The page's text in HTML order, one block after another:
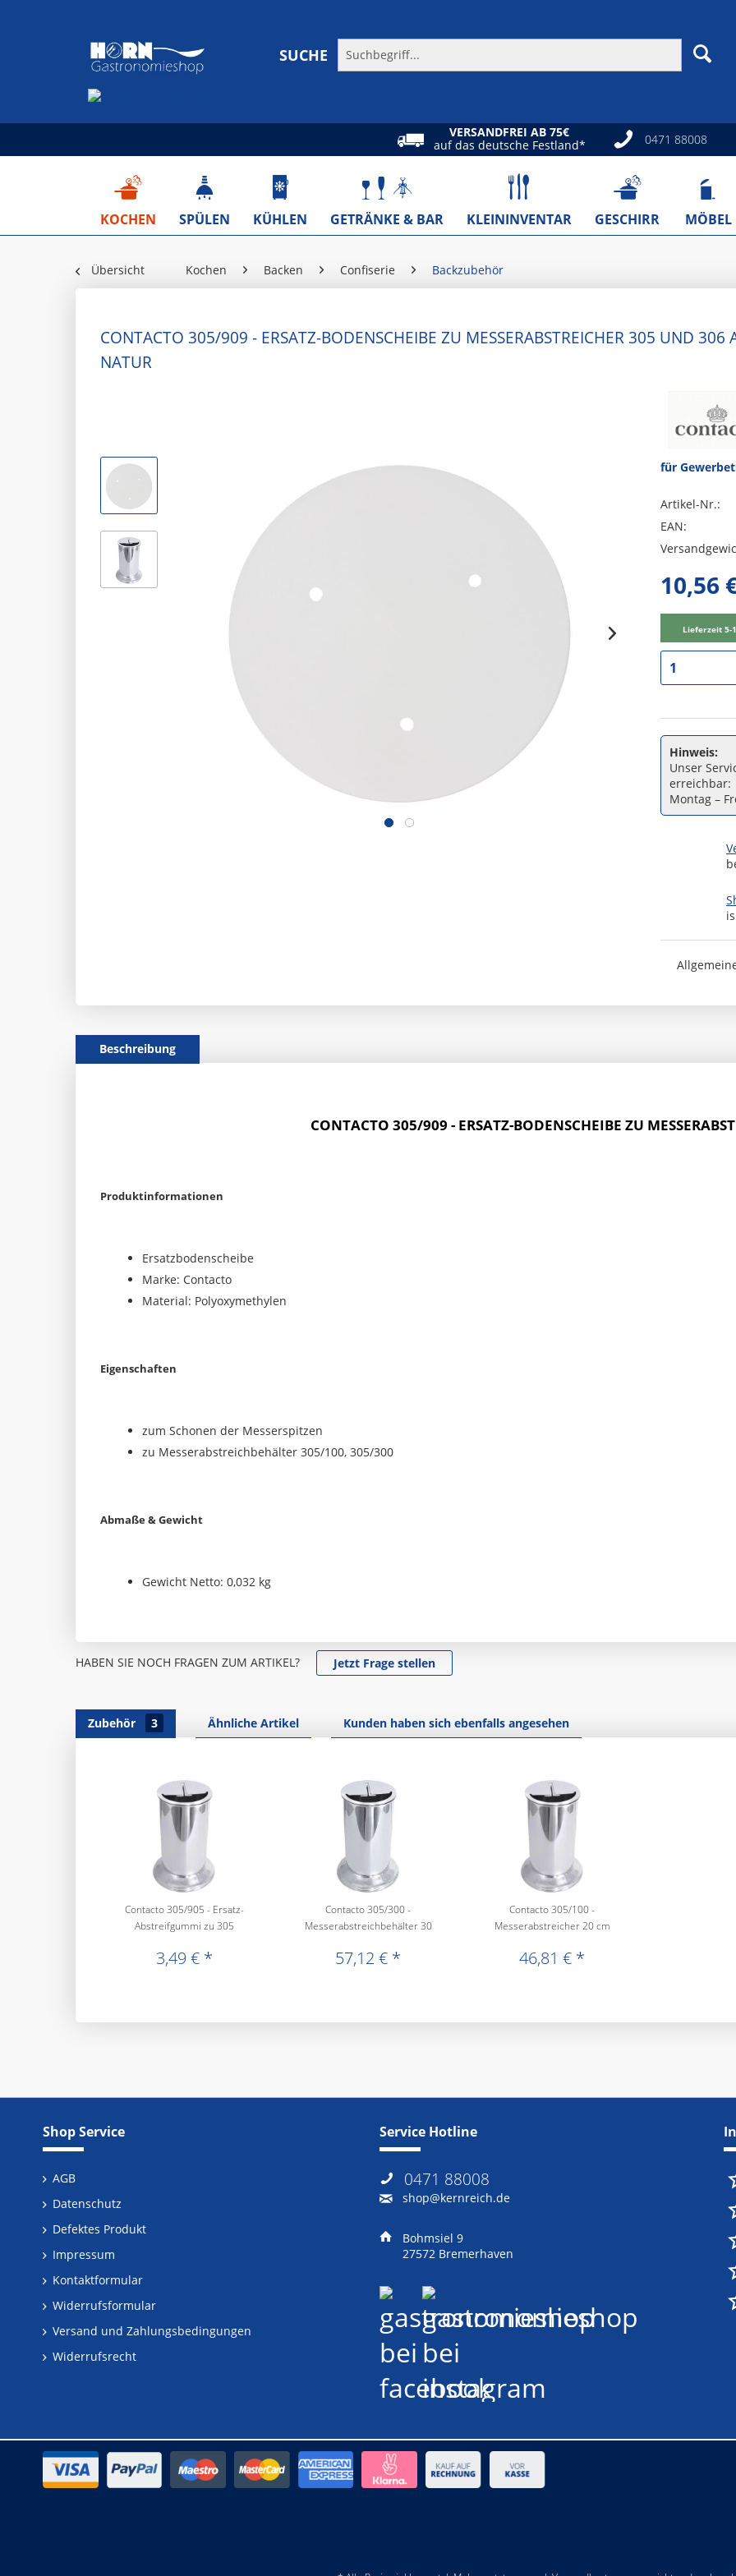
SUCHE
VERSANDFREI AB 75€
auf das deutsche Festland*
0471 88008
KOCHEN SPÜLEN KÜHLEN GETRÄNKE & BAR KLEININVENTAR GESCHIRR MÖBEL
Übersicht Kochen Backen Confiserie Backzubehör
CONTACTO 305/909 - ERSATZ-BODENSCHEIBE ZU MESSERABSTREICHER 305 UND 306
NATUR
für
Artikel-Nr.:
EAN:
10,56
Lieferzeit 5-
Hinweis:
Unser
erreichbar:
Montag –
Beschreibung
CONTACTO 305/909 - ERSATZ-BODENSCHEIBE ZU
Produktinformationen
Ersatzbodenscheibe
Marke: Contacto
Material: Polyoxymethylen
Eigenschaften
zum Schonen der Messerspitzen
zu Messerabstreichbehälter 305/100, 305/300
Abmaße & Gewicht
Gewicht Netto: 0,032 kg
HABEN SIE NOCH FRAGEN ZUM ARTIKEL? Jetzt Frage stellen
Zubehör 3 Ähnliche Artikel Kunden haben sich ebenfalls angesehen
Contacto 305/905 - Ersatz-
Abstreifgummi zu 305
3,49 € *
Contacto 305/300 -
Messerabstreichbehälter 30
57,12 € *
Contacto 305/100 -
Messerabstreicher 20 cm
46,81 € *
Shop Service
AGB
Datenschutz
Defektes Produkt
Impressum
Kontaktformular
Widerrufsformular
Versand und Zahlungsbedingungen
Widerrufsrecht
Service Hotline
0471 88008
shop@kernreich.de
Bohmsiel 9
27572 Bremerhaven